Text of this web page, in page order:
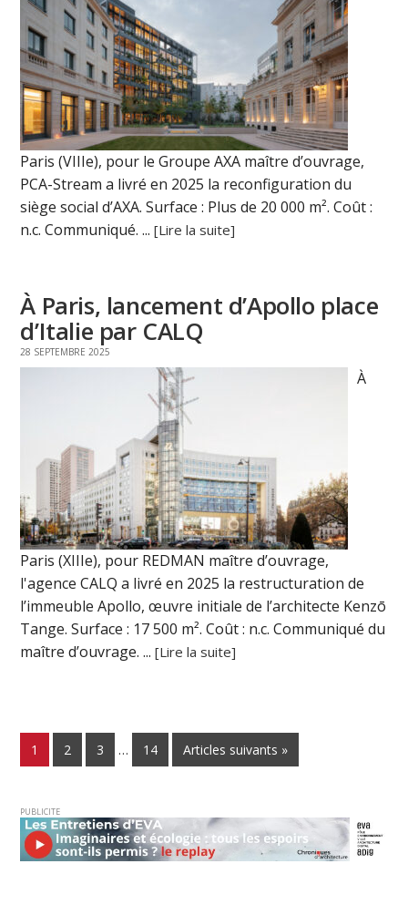
Paris (VIIIe), pour le Groupe AXA maître d’ouvrage,
PCA-Stream a livré en 2025 la reconfiguration du
siège social d’AXA. Surface : Plus de 20 000 m². Coût :
n.c. Communiqué. ...[Lire la suite]
À Paris, lancement d’Apollo place
d’Italie par CALQ
28 SEPTEMBRE 2025
À
Paris (XIIIe), pour REDMAN maître d’ouvrage,
l'agence CALQ a livré en 2025 la restructuration de
l’immeuble Apollo, œuvre initiale de l’architecte Kenzō
Tange. Surface : 17 500 m². Coût : n.c. Communiqué du
maître d’ouvrage. ...[Lire la suite]
1 2 3 … 14 Articles suivants »
PUBLICITE